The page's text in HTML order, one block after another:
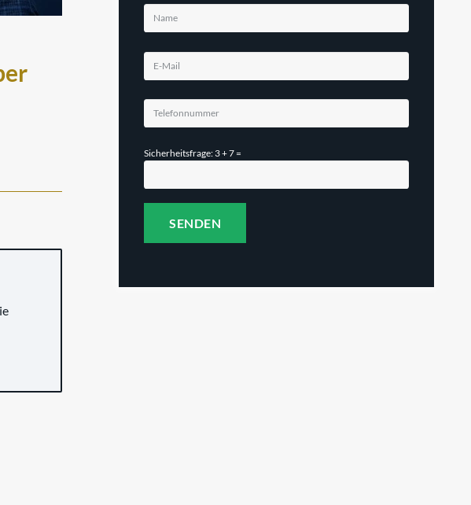
Sicherheitsfrage: 3 + 7 =